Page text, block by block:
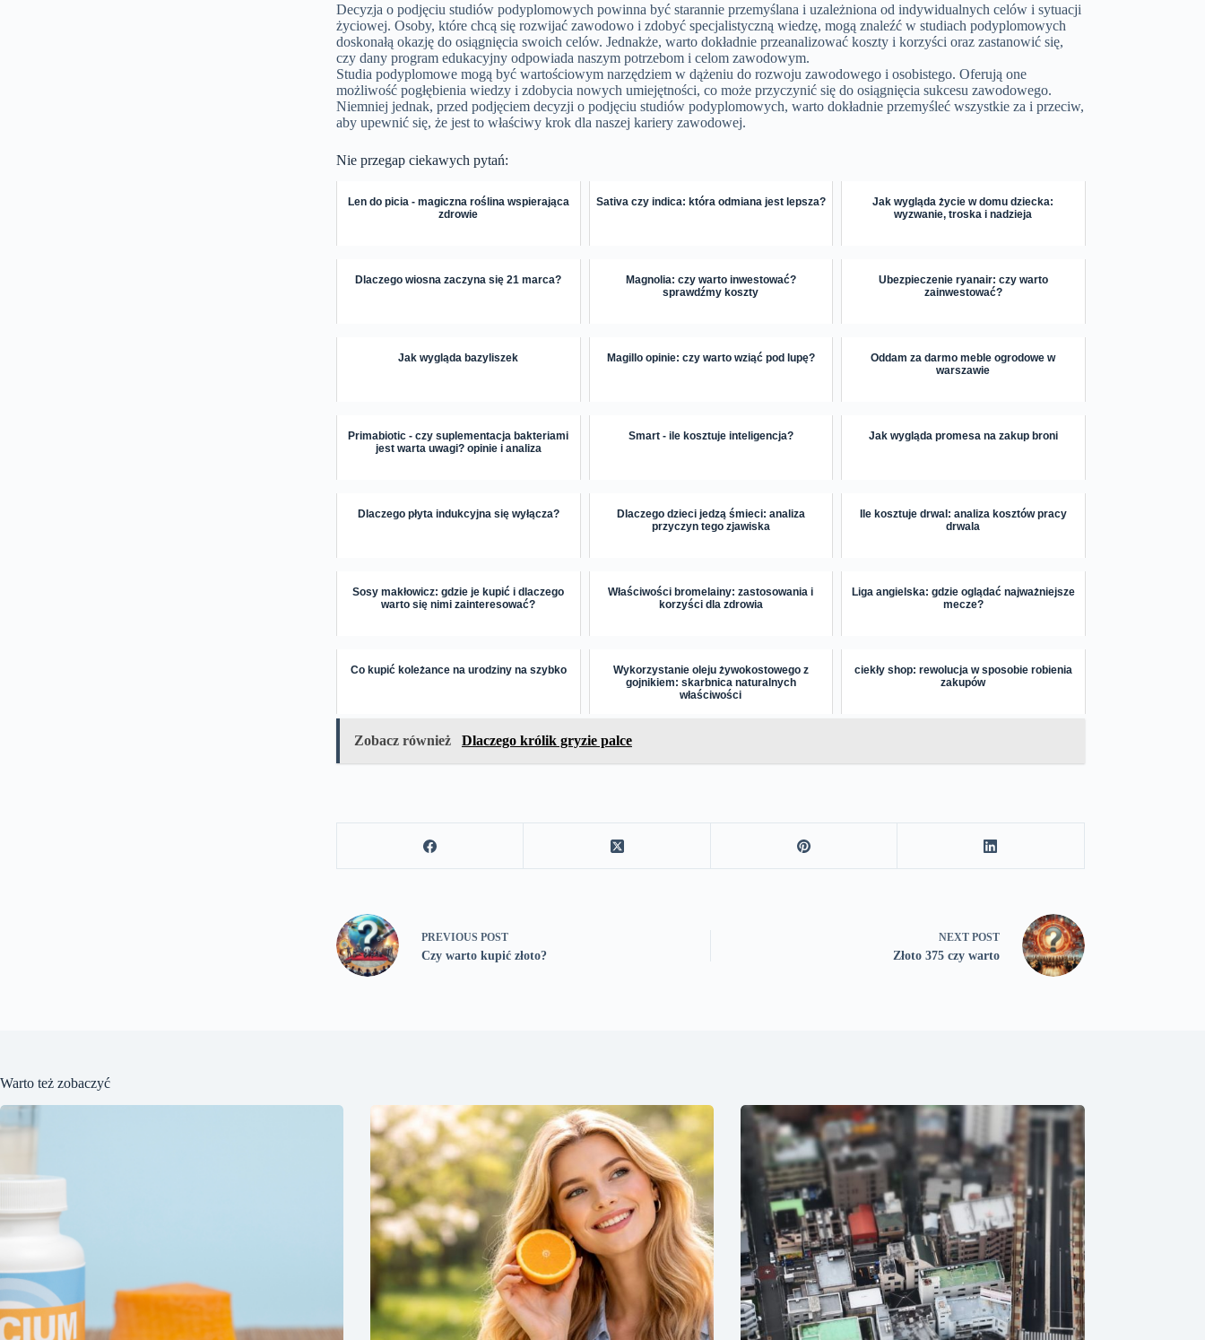
Decyzja o podjęciu studiów podyplomowych powinna być starannie przemyślana i uzależniona od indywidualnych celów i sytuacji
życiowej. Osoby, które chcą się rozwijać zawodowo i zdobyć specjalistyczną wiedzę, mogą znaleźć w studiach podyplomowych
doskonałą okazję do osiągnięcia swoich celów. Jednakże, warto dokładnie przeanalizować koszty i korzyści oraz zastanowić się,
czy dany program edukacyjny odpowiada naszym potrzebom i celom zawodowym.
Studia podyplomowe mogą być wartościowym narzędziem w dążeniu do rozwoju zawodowego i osobistego. Oferują one
możliwość pogłębienia wiedzy i zdobycia nowych umiejętności, co może przyczynić się do osiągnięcia sukcesu zawodowego.
Niemniej jednak, przed podjęciem decyzji o podjęciu studiów podyplomowych, warto dokładnie przemyśleć wszystkie za i przeciw,
aby upewnić się, że jest to właściwy krok dla naszej kariery zawodowej.
Nie przegap ciekawych pytań:
Len do picia - magiczna roślina wspierająca
zdrowie
Sativa czy indica: która odmiana jest lepsza?
Jak wygląda życie w domu dziecka:
wyzwanie, troska i nadzieja
Dlaczego wiosna zaczyna się 21 marca?
Magnolia: czy warto inwestować?
sprawdźmy koszty
Ubezpieczenie ryanair: czy warto
zainwestować?
Jak wygląda bazyliszek Magillo opinie: czy warto wziąć pod lupę?
Oddam za darmo meble ogrodowe w
warszawie
Primabiotic - czy suplementacja bakteriami
jest warta uwagi? opinie i analiza
Smart - ile kosztuje inteligencja? Jak wygląda promesa na zakup broni
Dlaczego płyta indukcyjna się wyłącza?
Dlaczego dzieci jedzą śmieci: analiza
przyczyn tego zjawiska
Ile kosztuje drwal: analiza kosztów pracy
drwala
Sosy makłowicz: gdzie je kupić i dlaczego
warto się nimi zainteresować?
Właściwości bromelainy: zastosowania i
korzyści dla zdrowia
Liga angielska: gdzie oglądać najważniejsze
mecze?
Co kupić koleżance na urodziny na szybko
Wykorzystanie oleju żywokostowego z
gojnikiem: skarbnica naturalnych
właściwości
ciekły shop: rewolucja w sposobie robienia
zakupów
Zobacz również Dlaczego królik gryzie palce
PREVIOUS POST
Czy warto kupić złoto?
NEXT POST
Złoto 375 czy warto
Warto też zobaczyć